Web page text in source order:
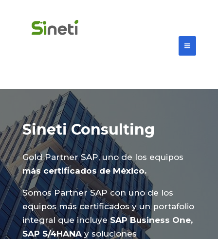
Sineti Consulting
Gold Partner SAP, uno de los equipos
más certificados de México.
Somos Partner SAP con uno de los
equipos más certificados y un portafolio
integral que incluyeSAP Business One,
SAP S/4HANAy soluciones